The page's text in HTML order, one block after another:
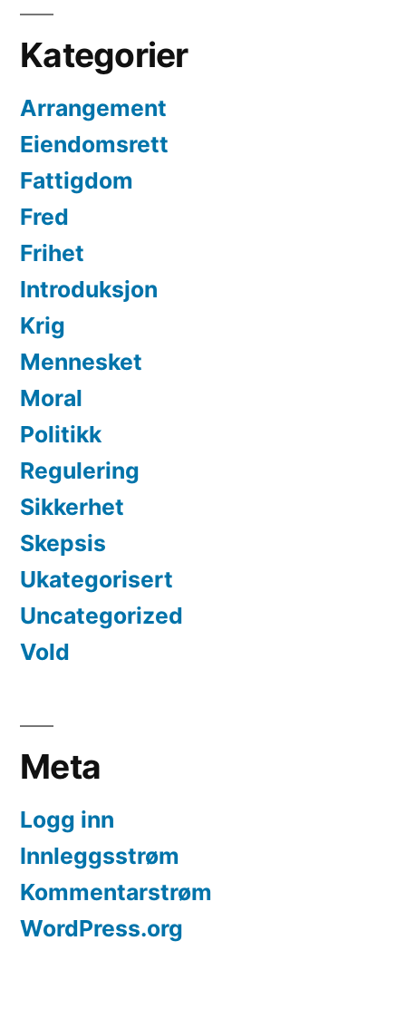
Kategorier
Arrangement
Eiendomsrett
Fattigdom
Fred
Frihet
Introduksjon
Krig
Mennesket
Moral
Politikk
Regulering
Sikkerhet
Skepsis
Ukategorisert
Uncategorized
Vold
Meta
Logg inn
Innleggsstrøm
Kommentarstrøm
WordPress.org